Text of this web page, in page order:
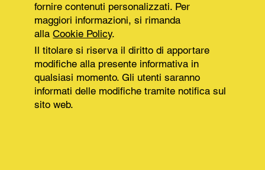
fornire contenuti personalizzati. Per
maggiori informazioni, si rimanda
allaCookie Policy.
Il titolare si riserva il diritto di apportare
modifiche alla presente informativa in
qualsiasi momento. Gli utenti saranno
informati delle modifiche tramite notifica sul
sito web.